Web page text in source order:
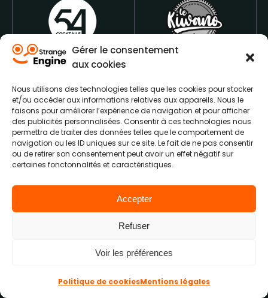
Gérer le consentement
aux cookies
Nous utilisons des technologies telles que les cookies pour stocker
et/ou accéder aux informations relatives aux appareils. Nous le
faisons pour améliorer l’expérience de navigation et pour afficher
des publicités personnalisées. Consentir à ces technologies nous
permettra de traiter des données telles que le comportement de
navigation ou les ID uniques sur ce site. Le fait de ne pas consentir
ou de retirer son consentement peut avoir un effet négatif sur
certaines fonctonnalités et caractéristiques.
Accepter
Refuser
Voir les préférences
Politique de cookiesMentions légales
Questions/Réponses
Qu’est-ce que Wordpress et
quelle est son utilité ?
utilisé pour la création de sites